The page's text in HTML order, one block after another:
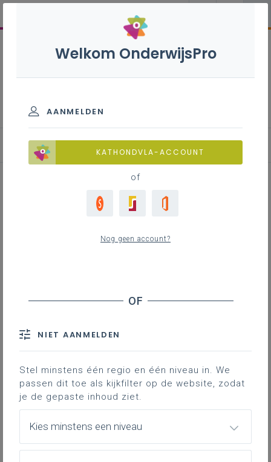
2de en 3de graad
Lesidee Small is beautiful
Presenteren: Tiny Art Show
Deze les draagt de titel van de
tentoonstellingSmall is beautifulen nodigt
de leerlingen uit tot het beschouwen en
creëren van allerlei vormen van
miniatuurkunst.
Welkom OnderwijsPro
AANMELDEN
KATHONDVLA-ACCOUNT
of
Nog geen account?
NIET AANMELDEN
Stel minstens één regio en één niveau in. We
passen dit toe als kijkfilter op de website, zodat
je de gepaste inhoud ziet.
Kies minstens een niveau